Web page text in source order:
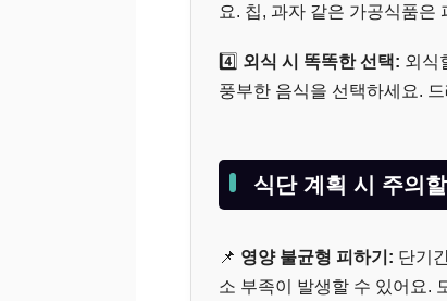
요. 칩, 과자 같은 가공식품은
4️⃣ 외식 시 똑똑한 선택: 외식
풍부한 음식을 선택하세요.
식단 계획 시 주의
📌 영양 불균형 피하기: 단기
소 부족이 발생할 수 있어요.